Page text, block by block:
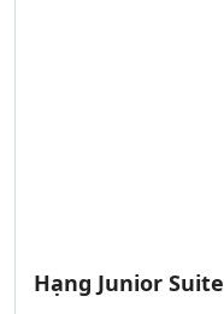
Hạng Junior Suite